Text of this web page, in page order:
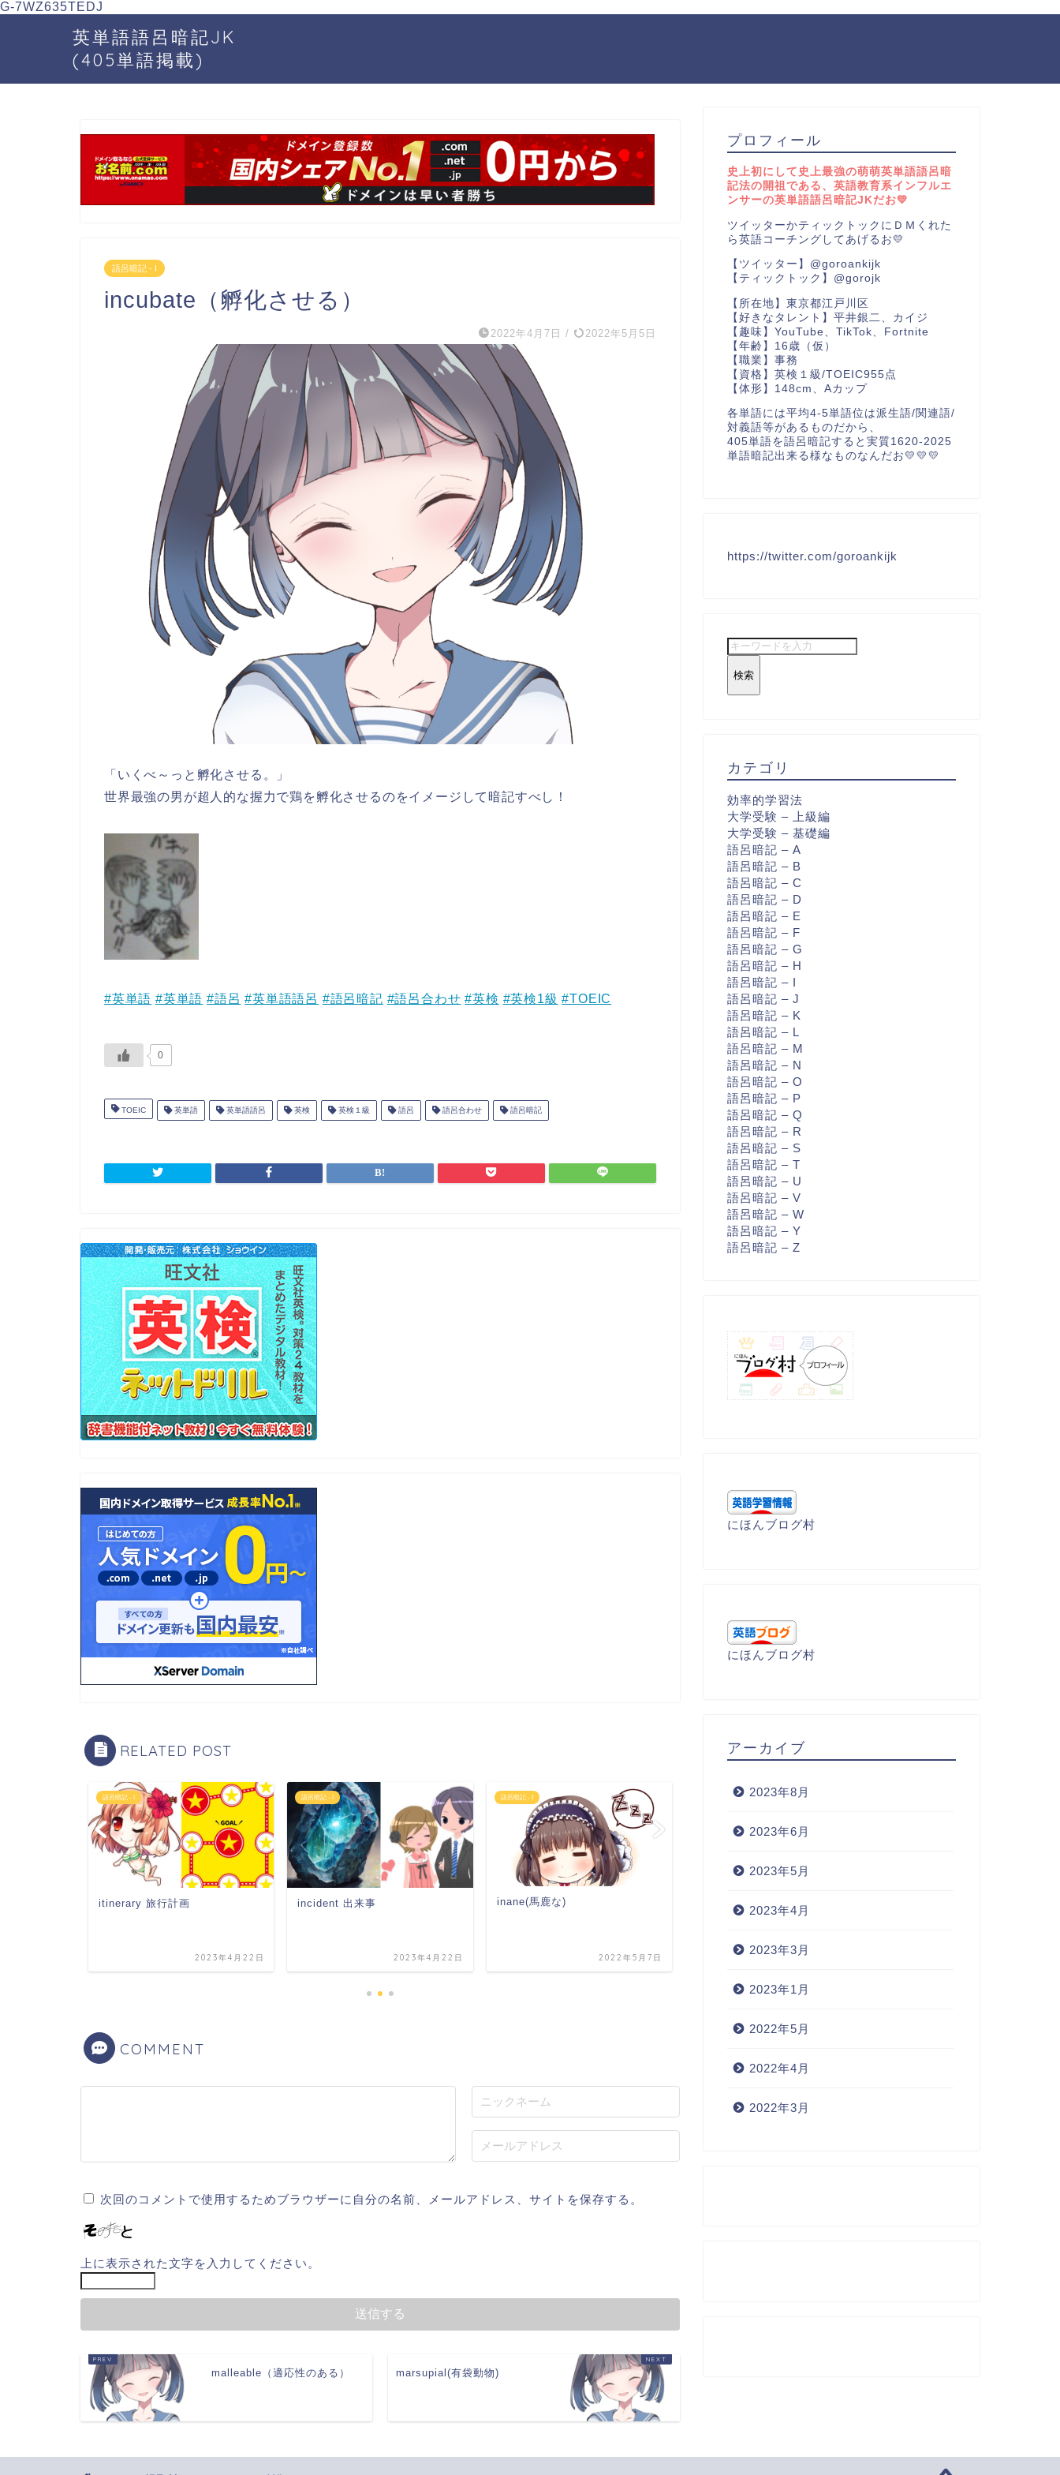
G-7WZ635TEDJ
英単語語呂暗記JK
(405単語掲載)
語呂暗記 - I
incubate（孵化させる）
2022年4月7日 / 2022年5月5日
「いくべ～っと孵化させる。」
世界最強の男が超人的な握力で鶏を孵化させるのをイメージして暗記すべし！
#英単語 #英単語 #語呂 #英単語語呂 #語呂暗記 #語呂合わせ #英検 #英検1級 #TOEIC
0
TOEIC 英単語 英単語語呂 英検 英検１級 語呂 語呂合わせ 語呂暗記
RELATED POST
語呂暗記 - I
itinerary 旅行計画
2023年4月22日
語呂暗記 - I
incident 出来事
2023年4月22日
語呂暗記 - I
inane(馬鹿な)
2022年5月7日
itinerary 旅行計画
2023年4月22日
COMMENT
次回のコメントで使用するためブラウザーに自分の名前、メールアドレス、サイトを保存する。
上に表示された文字を入力してください。
malleable（適応性のある） marsupial(有袋動物)
プロフィール
史上初にして史上最強の萌萌英単語語呂暗
記法の開祖である、英語教育系インフルエ
ンサーの英単語語呂暗記JKだお💛
ツイッターかティックトックにＤＭくれた
ら英語コーチングしてあげるお💛
【ツイッター】@goroankijk
【ティックトック】@gorojk
【所在地】東京都江戸川区
【好きなタレント】平井銀二、カイジ
【趣味】YouTube、TikTok、Fortnite
【年齢】16歳（仮）
【職業】事務
【資格】英検１級/TOEIC955点
【体形】148cm、Aカップ
各単語には平均4-5単語位は派生語/関連語/
対義語等があるものだから、
405単語を語呂暗記すると実質1620-2025
単語暗記出来る様なものなんだお💛💛💛
https://twitter.com/goroankijk
検索
カテゴリ
効率的学習法
大学受験 – 上級編
大学受験 – 基礎編
語呂暗記 – A
語呂暗記 – B
語呂暗記 – C
語呂暗記 – D
語呂暗記 – E
語呂暗記 – F
語呂暗記 – G
語呂暗記 – H
語呂暗記 – I
語呂暗記 – J
語呂暗記 – K
語呂暗記 – L
語呂暗記 – M
語呂暗記 – N
語呂暗記 – O
語呂暗記 – P
語呂暗記 – Q
語呂暗記 – R
語呂暗記 – S
語呂暗記 – T
語呂暗記 – U
語呂暗記 – V
語呂暗記 – W
語呂暗記 – Y
語呂暗記 – Z
にほんブログ村
にほんブログ村
アーカイブ
2023年8月
2023年6月
2023年5月
2023年4月
2023年3月
2023年1月
2022年5月
2022年4月
2022年3月